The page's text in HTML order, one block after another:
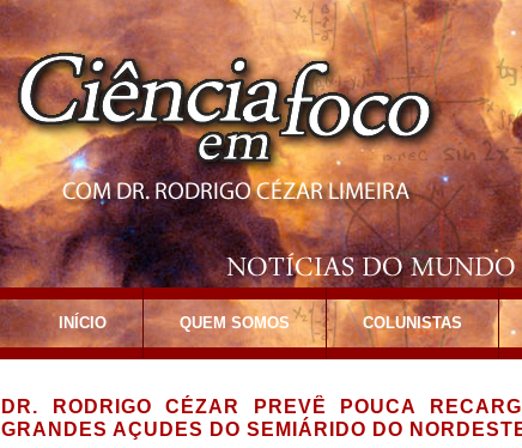
INÍCIO QUEM SOMOS COLUNISTAS
DR. RODRIGO CÉZAR PREVÊ POUCA
GRANDES AÇUDES DO SEMIÁRIDO DO